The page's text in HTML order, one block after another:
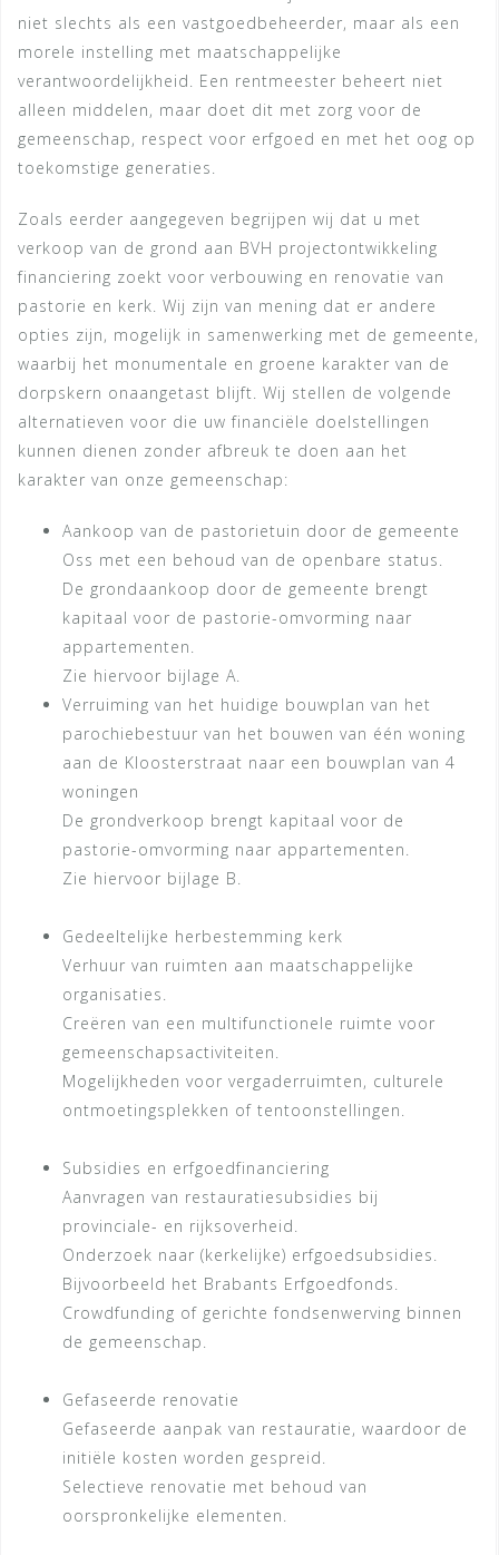
niet slechts als een vastgoedbeheerder, maar als een
morele instelling met maatschappelijke
verantwoordelijkheid. Een rentmeester beheert niet
alleen middelen, maar doet dit met zorg voor de
gemeenschap, respect voor erfgoed en met het oog op
toekomstige generaties.
Zoals eerder aangegeven begrijpen wij dat u met
verkoop van de grond aan BVH projectontwikkeling
financiering zoekt voor verbouwing en renovatie van
pastorie en kerk. Wij zijn van mening dat er andere
opties zijn, mogelijk in samenwerking met de gemeente,
waarbij het monumentale en groene karakter van de
dorpskern onaangetast blijft. Wij stellen de volgende
alternatieven voor die uw financiële doelstellingen
kunnen dienen zonder afbreuk te doen aan het
karakter van onze gemeenschap:
Aankoop van de pastorietuin door de gemeente
Oss met een behoud van de openbare status.
De grondaankoop door de gemeente brengt
kapitaal voor de pastorie-omvorming naar
appartementen.
Zie hiervoor bijlage A.
Verruiming van het huidige bouwplan van het
parochiebestuur van het bouwen van één woning
aan de Kloosterstraat naar een bouwplan van 4
woningen
De grondverkoop brengt kapitaal voor de
pastorie-omvorming naar appartementen.
Zie hiervoor bijlage B.
Gedeeltelijke herbestemming kerk
Verhuur van ruimten aan maatschappelijke
organisaties.
Creëren van een multifunctionele ruimte voor
gemeenschapsactiviteiten.
Mogelijkheden voor vergaderruimten, culturele
ontmoetingsplekken of tentoonstellingen.
Subsidies en erfgoedfinanciering
Aanvragen van restauratiesubsidies bij
provinciale- en rijksoverheid.
Onderzoek naar (kerkelijke) erfgoedsubsidies.
Bijvoorbeeld het Brabants Erfgoedfonds.
Crowdfunding of gerichte fondsenwerving binnen
de gemeenschap.
Gefaseerde renovatie
Gefaseerde aanpak van restauratie, waardoor de
initiële kosten worden gespreid.
Selectieve renovatie met behoud van
oorspronkelijke elementen.